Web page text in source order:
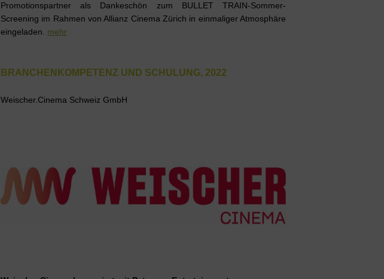
Promotionspartner als Dankeschön zum BULLET TRAIN-Sommer-
Screening im Rahmen von Allianz Cinema Zürich in einmaliger Atmosphäre
eingeladen. mehr
BRANCHENKOMPETENZ UND SCHULUNG, 2022
Weischer.Cinema Schweiz GmbH